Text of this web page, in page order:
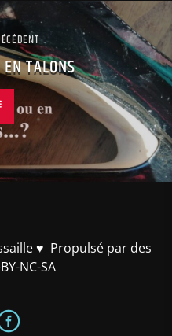
TALONS
♥️ Propulsé par des
NC-SA